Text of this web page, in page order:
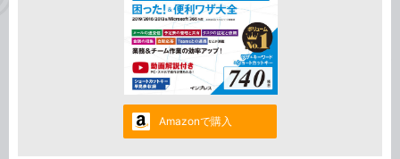
Amazonで購入